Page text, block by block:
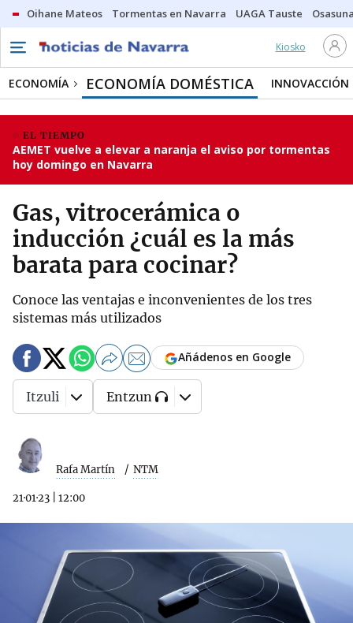
Oihane Mateos Tormentas en Navarra UAGA Tauste
Kiosko
ECONOMÍA ECONOMÍA DOMÉSTICA INNOVACCIÓN
EL TIEMPO
AEMET vuelve a elevar a naranja el aviso por tormentas
hoy domingo en Navarra
Gas, vitrocerámica o
inducción ¿cuál es la más
barata para cocinar?
Conoce las ventajas e inconvenientes de los tres
sistemas más utilizados
Rafa Martín NTM
21·01·23 12:00
Añádenos en Google
Itzuli Entzun